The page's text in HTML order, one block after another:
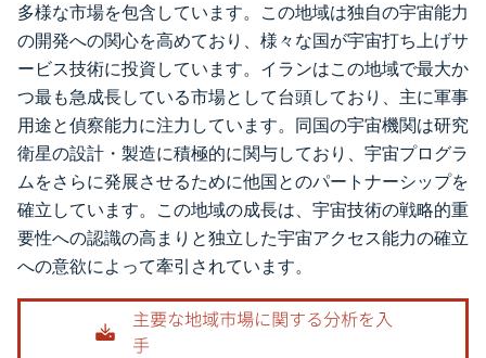
多様な市場を包含しています。この地域は独自の宇宙能力
の開発への関心を高めており、様々な国が宇宙打ち上げサ
ービス技術に投資しています。イランはこの地域で最大か
つ最も急成長している市場として台頭しており、主に軍事
用途と偵察能力に注力しています。同国の宇宙機関は研究
衛星の設計・製造に積極的に関与しており、宇宙プログラ
ムをさらに発展させるために他国とのパートナーシップを
確立しています。この地域の成長は、宇宙技術の戦略的重
要性への認識の高まりと独立した宇宙アクセス能力の確立
への意欲によって牽引されています。